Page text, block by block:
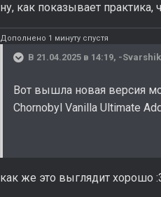
ну, как показывает
Дополнено 1 минуту спустя
В 21.04.2025 в 14:19, -
Вот вышла новая версия
Chornobyl Vanilla Ultimate
как же это выглядит хорошо